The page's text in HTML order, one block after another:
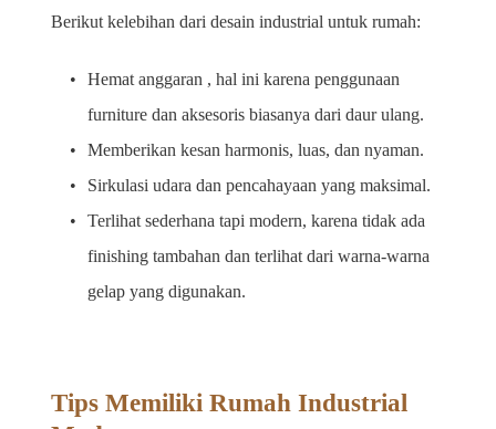
Berikut kelebihan dari desain industrial untuk rumah:
Hemat anggaran , hal ini karena penggunaan
furniture dan aksesoris biasanya dari daur ulang.
Memberikan kesan harmonis, luas, dan nyaman.
Sirkulasi udara dan pencahayaan yang maksimal.
Terlihat sederhana tapi modern, karena tidak ada
finishing tambahan dan terlihat dari warna-warna
gelap yang digunakan.
Tips Memiliki Rumah Industrial